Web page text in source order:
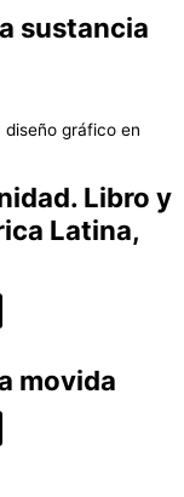
sustancia
Libro y
Latina,
movida